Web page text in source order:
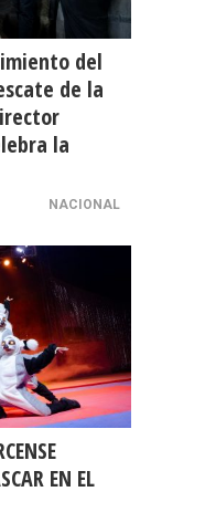
del
de la
la
NACIONAL
EN EL